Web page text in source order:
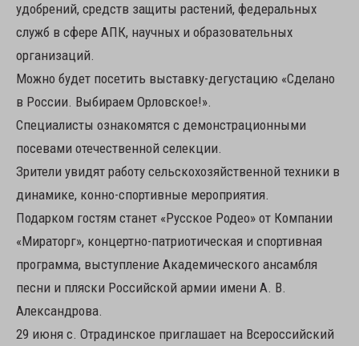
удобрений, средств защиты растений, федеральных
служб в сфере АПК, научных и образовательных
организаций.
Можно будет посетить выставку-дегустацию «Сделано
в России. Выбираем Орловское!».
Специалисты ознакомятся с демонстрационными
посевами отечественной селекции.
Зрители увидят работу сельскохозяйственной техники в
динамике, конно-спортивные мероприятия.
Подарком гостям станет «Русское Родео» от Компании
«Мираторг», концертно-патриотическая и спортивная
программа, выступление Академического ансамбля
песни и пляски Российской армии имени А. В.
Александрова.
29 июня с. Отрадинское приглашает на Всероссийский